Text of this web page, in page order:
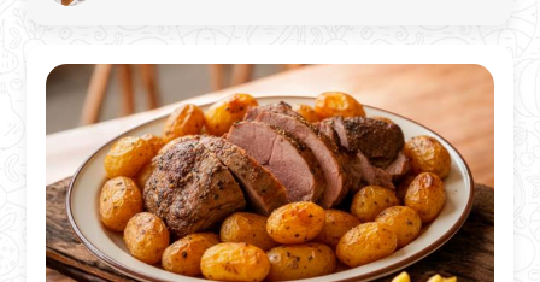
быз - это не просто жаркое, это
гастрономическое путешествие в культуру,